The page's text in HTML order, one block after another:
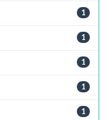
1
1
1
1
1